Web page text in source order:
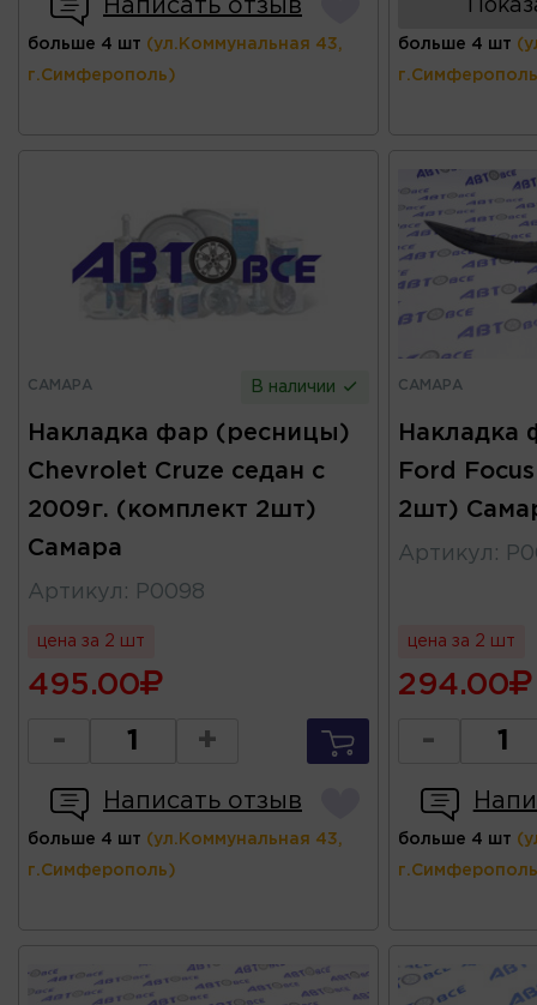
Написать отзыв
больше 4 шт (ул.Коммунальная 43,
г.Симферополь)
больше 4 шт
САМАРА В наличии
Накладка фар (ресницы)
Chevrolet Cruze седан с
2009г. (комплект 2шт)
Самара
Артикул : Р0098
цена за 2 шт
495.00
- +
Написать отзыв
больше 4 шт (ул.Коммунальная 43,
г.Симферополь)
САМАРА
Накладка
Ford
2шт)
Артикул :
цена за 2 шт
294.00
-
больше 4 шт